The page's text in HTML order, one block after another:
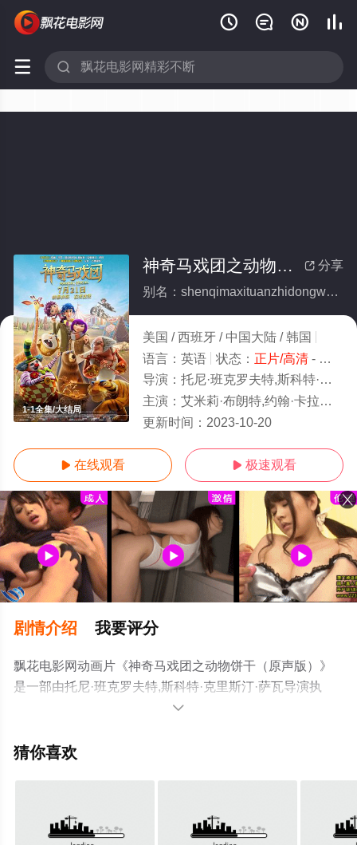
   
 
1-1全集/大结局
 分享
神奇马戏团之动物饼干（原声版）(全集)
别名：shenqimaxituanzhidongwubingganyuanshengban
美国 / 西班牙 / 中国大陆 / 韩国
语言： 英语 状态： 正片/高清- 免费在线观看
导演： 托尼·班克罗夫特,斯科特·克里斯汀·萨瓦
主演： 艾米莉·布朗特,约翰·卡拉辛斯基,伊恩·麦克莱恩,西尔维斯特·史泰龙,丹尼·德维托,雷文-西蒙尼,帕特里克·沃伯顿,
更新时间： 2023-10-20
 在线观看  极速观看
剧情介绍 我要评分
飘花电影网动画片《神奇马戏团之动物饼干（原声版）》
是一部由托尼·班克罗夫特,斯科特·克里斯汀·萨瓦导演执
导，艾米莉·布朗特,约翰·卡拉辛斯基,伊恩·麦克莱恩,西尔维
拉·斯特朗,吉尔伯特·戈等演员精彩演绎的美国 / 西班牙 / 中

猜你喜欢